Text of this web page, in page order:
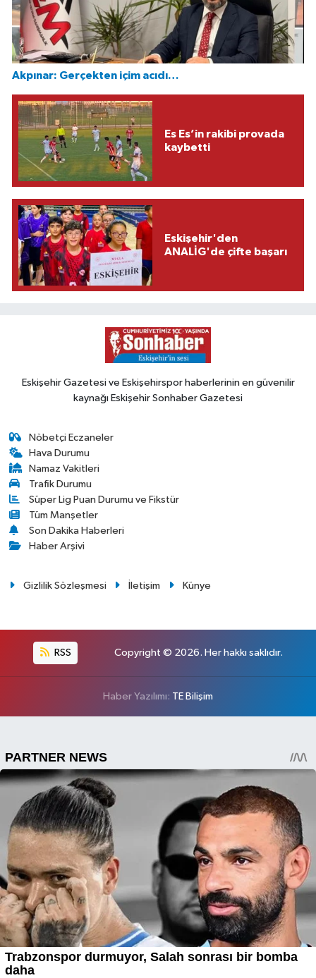
Akpınar: Gerçekten içim acıdı…
Es Es’in rakibi provada
kaybetti
Eskişehir'den
ANALİG'de çifte başarı
Eskişehir Gazetesi ve Eskişehirspor haberlerinin en güvenilir
kaynağı Eskişehir Sonhaber Gazetesi
Nöbetçi Eczaneler
Hava Durumu
Namaz Vakitleri
Trafik Durumu
Süper Lig Puan Durumu ve Fikstür
Tüm Manşetler
Son Dakika Haberleri
Haber Arşivi
Gizlilik Sözleşmesi İletişim Künye
RSS Copyright © 2026. Her hakkı saklıdır.
Haber Yazılımı: TE Bilişim